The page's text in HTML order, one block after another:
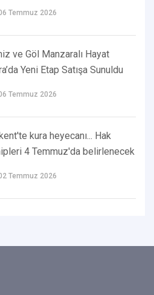
Temmuz 2026
ve Göl Manzaralı Hayat
Yeni Etap Satışa Sunuldu
Temmuz 2026
kura heyecanı... Hak
4 Temmuz'da belirlenecek
Temmuz 2026